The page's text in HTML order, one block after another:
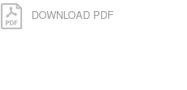
DOWNLOAD PDF